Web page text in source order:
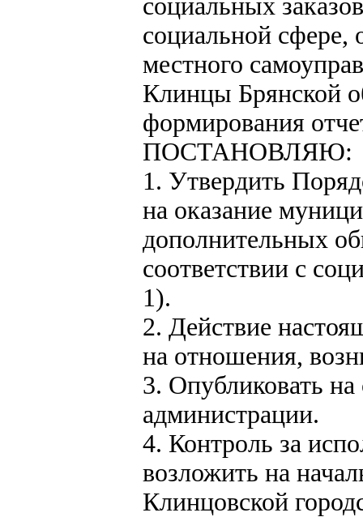
социальных
социальной сфере,
местного
Клинцы Брянской
формирования
ПОСТАНОВЛЯЮ:
1. Утвердить
на оказание
дополнительных
соответствии с
1).
2. Действие
на отношения,
3. Опубликовать
администрации.
4. Контроль за
возложить на
Клинцовской